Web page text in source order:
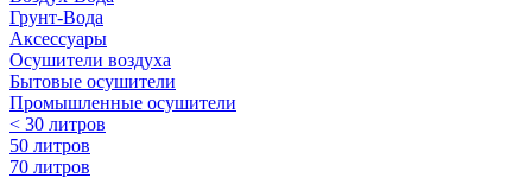
Грунт-Вода
Аксессуары
Осушители воздуха
Бытовые осушители
Промышленные осушители
< 30 литров
50 литров
70 литров